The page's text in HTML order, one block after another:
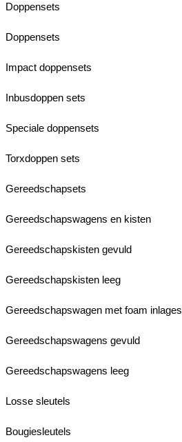
Doppensets
Doppensets
Impact doppensets
Inbusdoppen sets
Speciale doppensets
Torxdoppen sets
Gereedschapsets
Gereedschapswagens en kisten
Gereedschapskisten gevuld
Gereedschapskisten leeg
Gereedschapswagen met foam inlages
Gereedschapswagens gevuld
Gereedschapswagens leeg
Losse sleutels
Bougiesleutels